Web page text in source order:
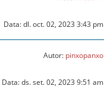
Data: dl. oct. 02, 2023 3:43 pm
Autor: pinxopanxo
Data: ds. set. 02, 2023 9:51 am